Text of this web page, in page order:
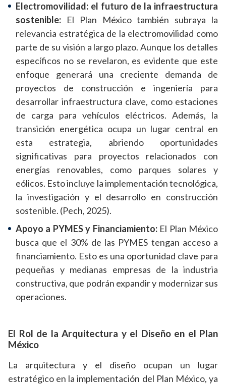
Electromovilidad: el futuro de la infraestructura
sostenible: El Plan México también subraya la
relevancia estratégica de la electromovilidad como
parte de su visión a largo plazo. Aunque los detalles
específicos no se revelaron, es evidente que este
enfoque generará una creciente demanda de
proyectos de construcción e ingeniería para
desarrollar infraestructura clave, como estaciones
de carga para vehículos eléctricos. Además, la
transición energética ocupa un lugar central en
esta estrategia, abriendo oportunidades
significativas para proyectos relacionados con
energías renovables, como parques solares y
eólicos. Esto incluye la implementación tecnológica,
la investigación y el desarrollo en construcción
sostenible. (Pech, 2025).
Apoyo a PYMES y Financiamiento:El Plan México
busca que el 30% de las PYMES tengan acceso a
financiamiento. Esto es una oportunidad clave para
pequeñas y medianas empresas de la industria
constructiva, que podrán expandir y modernizar sus
operaciones.
El Rol de la Arquitectura y el Diseño en el Plan
México
La arquitectura y el diseño ocupan un lugar
estratégico en la implementación del Plan México, ya